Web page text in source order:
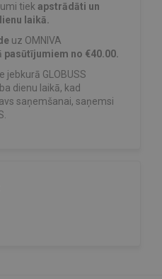
tiek apstrādāti un
laikā.
uz OMNIVA
pasūtījumiem no €40.00.
jebkurā GLOBUSS
dienu laikā, kad
saņemšanai, saņemsi